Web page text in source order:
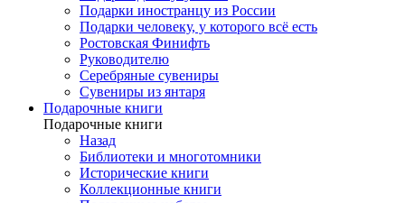
Подарки иностранцу из России
Подарки человеку, у которого всё есть
Ростовская Финифть
Руководителю
Серебряные сувениры
Сувениры из янтаря
Подарочные книги
Подарочные книги
Назад
Библиотеки и многотомники
Исторические книги
Коллекционные книги